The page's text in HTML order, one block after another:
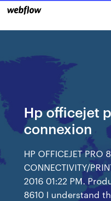
Hp officejet
connexion
HP OFFICEJET PRO
CONNECTIVITY/
2016 01:22 PM.
8610 I understand